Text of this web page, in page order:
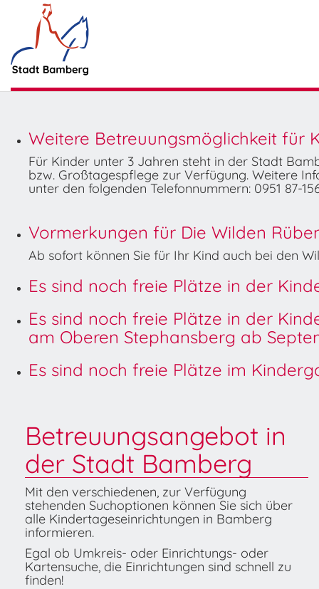
Weitere Betreuungsmöglichkeit für
Für Kinder unter 3 Jahren steht in der Stadt
bzw. Großtagespflege zur Verfügung. Weitere
unter den folgenden Telefonnummern: 0951 87-
Vormerkungen für Die Wilden
Ab sofort können Sie für Ihr Kind auch bei den
Es sind noch freie Plätze in der
Es sind noch freie Plätze in der
am Oberen Stephansberg ab
Es sind noch freie Plätze im
Betreuungsangebot in
der Stadt Bamberg
Mit den verschiedenen, zur Verfügung
stehenden Suchoptionen können Sie sich über
alle Kindertageseinrichtungen in Bamberg
informieren.
Egal ob Umkreis- oder Einrichtungs- oder
Kartensuche, die Einrichtungen sind schnell zu
finden!